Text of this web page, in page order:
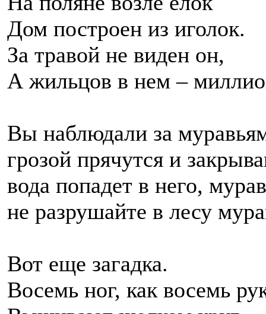
Дом построен из иголок.
За травой не виден он,
А жильцов в нем –
Вы наблюдали за
грозой прячутся и
вода попадет в него,
не разрушайте в лесу
Вот еще загадка.
Восемь ног, как восемь